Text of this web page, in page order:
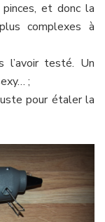
et donc la
complexes à
l’avoir testé. Un
;
pour étaler la